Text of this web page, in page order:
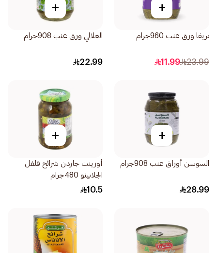
+
تريفا ورق عنب 960جرام
23.99
11.99
+
العلالي ورق عنب 908جرام
22.99
+
السوسن أوراق عنب 908جرام
28.99
+
أورينت جاردن شرائح فلفل
الجلابينو 480جرام
10.5